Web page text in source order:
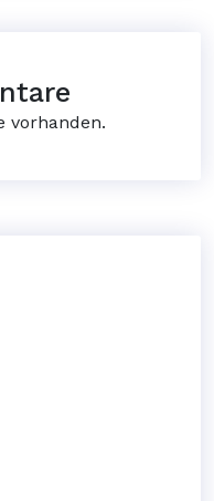
vorhanden.